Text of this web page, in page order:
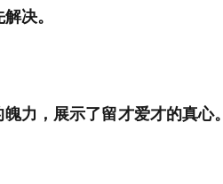
决。
力，展示了留才爱才的真